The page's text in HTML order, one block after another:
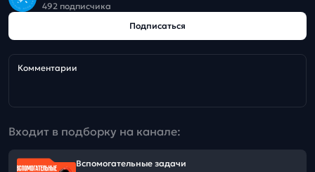
492 подписчика
Подписаться
Комментарии
Входит в подборку на канале:
Вспомогательные задачи